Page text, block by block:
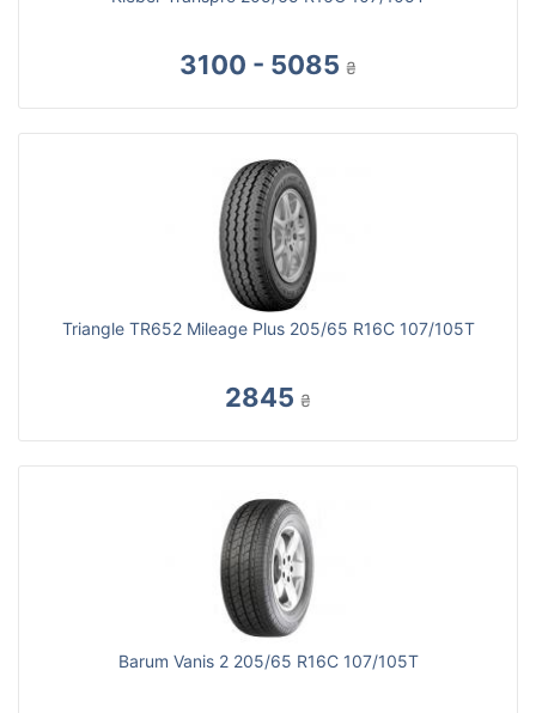
3100 - 5085 ₴
Triangle TR652 Mileage Plus 205/65 R16C 107/105T
2845 ₴
Barum Vanis 2 205/65 R16C 107/105T